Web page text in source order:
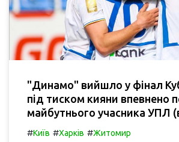
"Динамо" вийшло у фінал
під тиском кияни впевнено
майбутнього учасника УПЛ
#Київ #Харків #Житомир